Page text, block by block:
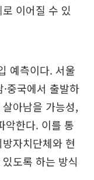
이어질 수 있
예측이다. 서울
중국에서 출발하
아남을 가능성,
악한다. 이를 통
자치단체와 현
도록 하는 방식